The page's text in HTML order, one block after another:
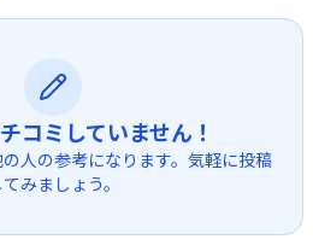
コミしていません！
人の参考になります。気軽に投稿
てみましょう。